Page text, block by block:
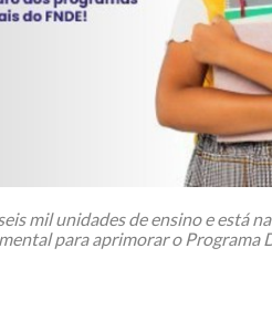
mil unidades de ensino e está
para aprimorar o Programa